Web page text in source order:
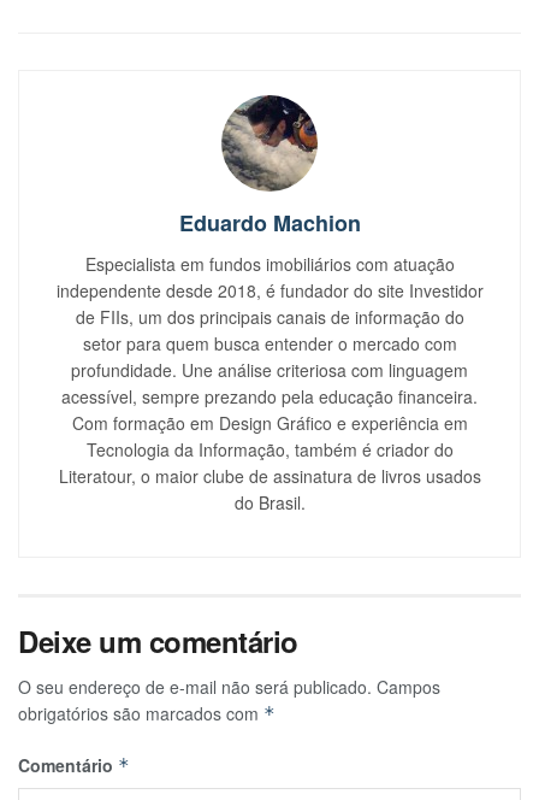
Eduardo Machion
Especialista em fundos imobiliários com atuação
independente desde 2018, é fundador do site Investidor
de FIIs, um dos principais canais de informação do
setor para quem busca entender o mercado com
profundidade. Une análise criteriosa com linguagem
acessível, sempre prezando pela educação financeira.
Com formação em Design Gráfico e experiência em
Tecnologia da Informação, também é criador do
Literatour, o maior clube de assinatura de livros usados
do Brasil.
Deixe um comentário
O seu endereço de e-mail não será publicado. Campos
obrigatórios são marcados com *
Comentário *